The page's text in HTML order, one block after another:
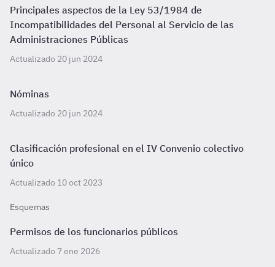
Principales aspectos de la Ley 53/1984 de
Incompatibilidades del Personal al Servicio de las
Administraciones Públicas
Actualizado 20 jun 2024
Nóminas
Actualizado 20 jun 2024
Clasificación profesional en el IV Convenio colectivo
único
Actualizado 10 oct 2023
Esquemas
Permisos de los funcionarios públicos
Actualizado 7 ene 2026